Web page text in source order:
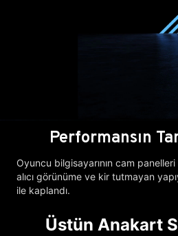
Performansın
Oyuncu bilgisayarının cam
alıcı görünüme ve kir tutmayan
ile kaplandı.
Üstün Anakart